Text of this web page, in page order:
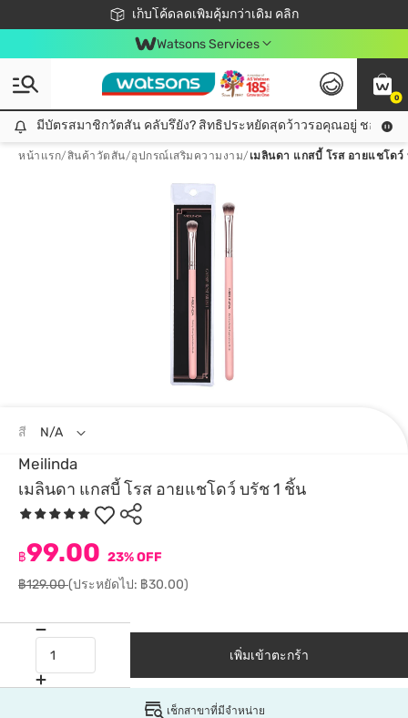
เก็บโค้ดลดเพิ่มคุ้มกว่าเดิม คลิก
ชอปออนไลน์ครั้งแรก ลดเพิ่มจุก ๆ 10%! 🎉
📦ส่งฟรี! เมื่อชอป 499฿
สมาชิกวัตสัน คลับดียังไง?
Watsons Services
0
มีบัตรสมาชิกวัตสัน คลับรึยัง? สิทธิประหยัดสุดว้าวรอคุณอยู่ ชอปคุ้มกว่าเดิม คลิก!
มีบัตรสมาชิกวัตสัน คลับรึยัง? สิทธิประหยัดสุดว้าวรอคุณอยู่ ชอปคุ้มก
หน้าแรก/สินค้าวัตสัน/อุปกรณ์เสริมความงาม/ เมลินดา แกสบี้ โรส อายแชโดว์
Meilinda
เมลินดา แกสบี้ โรส อายแชโดว์ บรัช 1 ชิ้น
฿99.00 23% OFF
฿129.00(ประหยัดไป: ฿30.00)
สี N/A
เพิ่มเข้าตะกร้า
เช็กสาขาที่มีจำหน่าย